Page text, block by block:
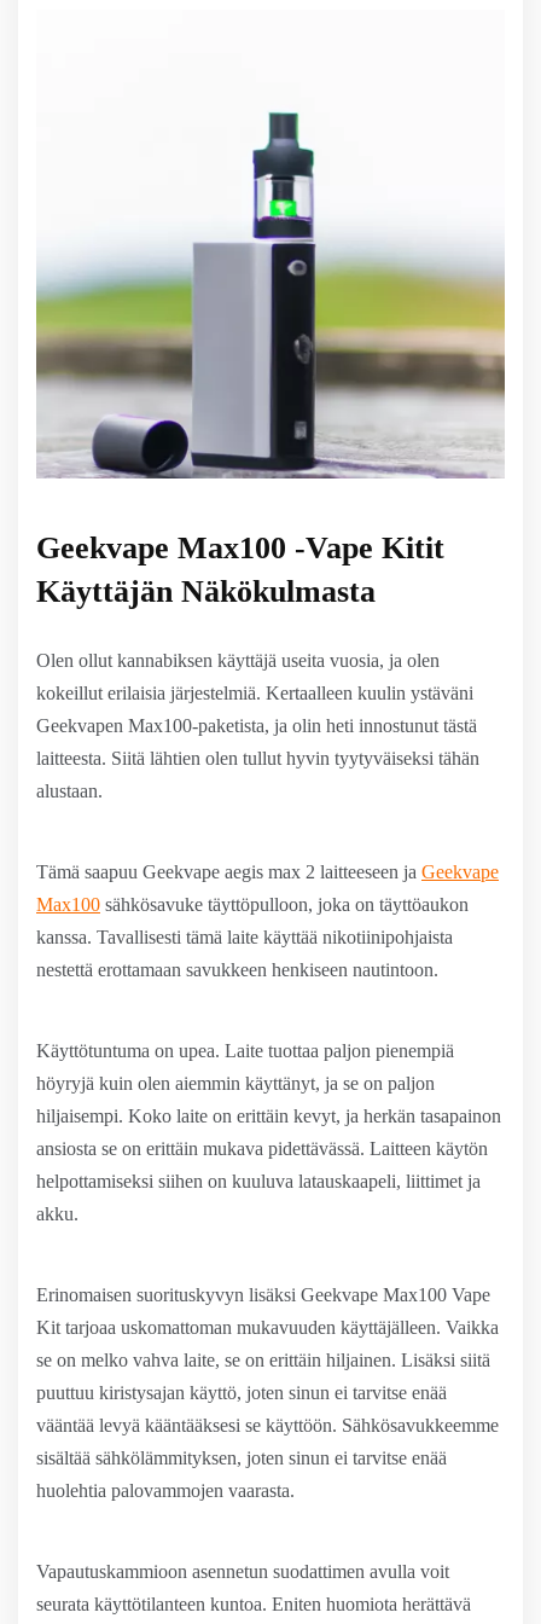
Geekvape Max100 -Vape Kitit
Käyttäjän Näkökulmasta
Olen ollut kannabiksen käyttäjä useita vuosia, ja olen
kokeillut erilaisia ​​järjestelmiä. Kertaalleen kuulin ystäväni
Geekvapen Max100-paketista, ja olin heti innostunut tästä
laitteesta. Siitä lähtien olen tullut hyvin tyytyväiseksi tähän
alustaan.
Tämä saapuu Geekvape aegis max 2 laitteeseen ja Geekvape
Max100 sähkösavuke täyttöpulloon, joka on täyttöaukon
kanssa. Tavallisesti tämä laite käyttää nikotiinipohjaista
nestettä erottamaan savukkeen henkiseen nautintoon.
Käyttötuntuma on upea. Laite tuottaa paljon pienempiä
höyryjä kuin olen aiemmin käyttänyt, ja se on paljon
hiljaisempi. Koko laite on erittäin kevyt, ja herkän tasapainon
ansiosta se on erittäin mukava pidettävässä. Laitteen käytön
helpottamiseksi siihen on kuuluva latauskaapeli, liittimet ja
akku.
Erinomaisen suorituskyvyn lisäksi Geekvape Max100 Vape
Kit tarjoaa uskomattoman mukavuuden käyttäjälleen. Vaikka
se on melko vahva laite, se on erittäin hiljainen. Lisäksi siitä
puuttuu kiristysajan käyttö, joten sinun ei tarvitse enää
vääntää levyä kääntääksesi se käyttöön. Sähkösavukkeemme
sisältää sähkölämmityksen, joten sinun ei tarvitse enää
huolehtia palovammojen vaarasta.
Vapautuskammioon asennetun suodattimen avulla voit
seurata käyttötilanteen kuntoa. Eniten huomiota herättävä